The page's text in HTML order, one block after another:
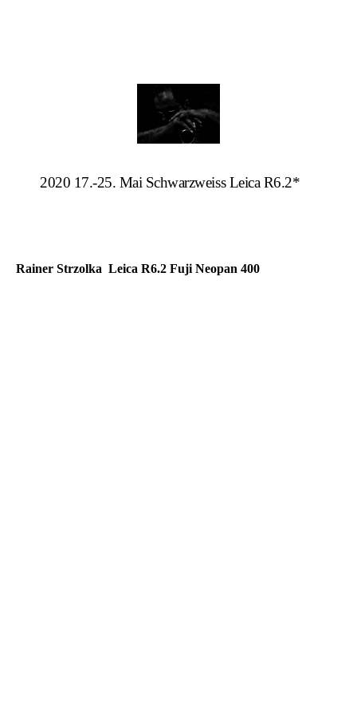
2020 17.-25. Mai Schwarzweiss Leica R6.2*
Rainer Strzolka Leica R6.2 Fuji Neopan 400